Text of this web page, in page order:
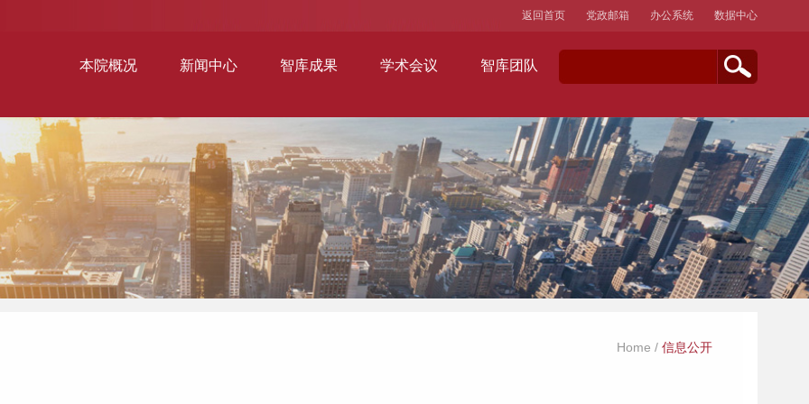
本院概况 新闻中心 智库成果 学术会议 智库团队
返回首页 党政邮箱 办公系统 数据中心
Home / 信息公开